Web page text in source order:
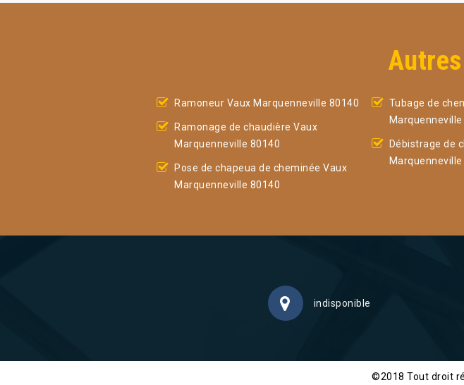
Ramoneur Vaux Marquenneville 80140
Ramonage de chaudière Vaux
Marquenneville 80140
Pose de chapeua de cheminée Vaux
Marquenneville 80140
Tubage de
Marquenneville
Débistrage de
Marquenneville
indisponible
©2018 Tout droit